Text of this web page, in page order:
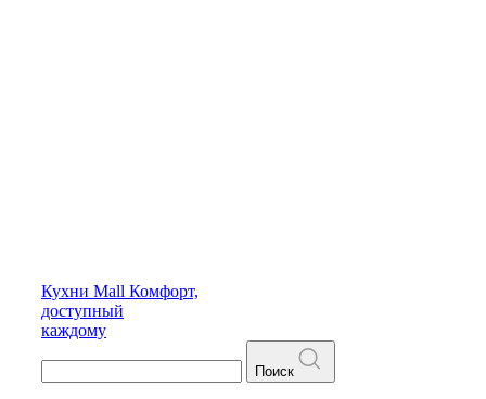
Кухни Mall Комфорт,
доступный
каждому
Поиск